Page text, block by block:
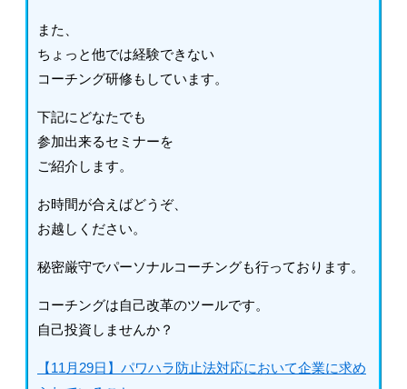
また、
ちょっと他では経験できない
コーチング研修もしています。
下記にどなたでも
参加出来るセミナーを
ご紹介します。
お時間が合えばどうぞ、
お越しください。
秘密厳守でパーソナルコーチングも行っております。
コーチングは自己改革のツールです。
自己投資しませんか？
【11月29日】パワハラ防止法対応において企業に求め